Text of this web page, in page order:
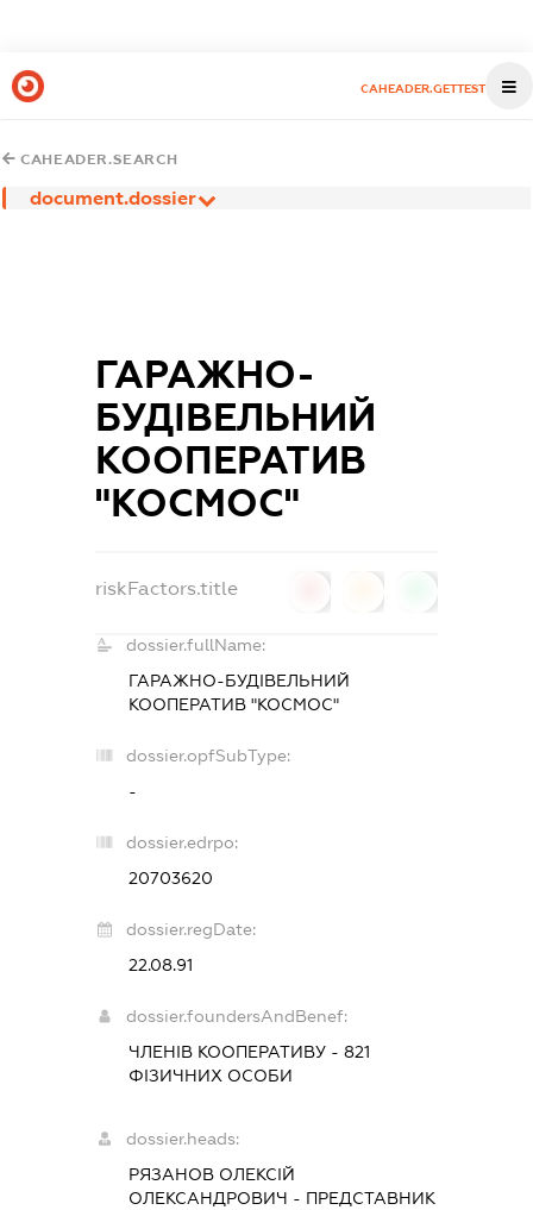
CAHEADER.GETTEST
CAHEADER.SEARCH
document.dossier
ГАРАЖНО-
БУДІВЕЛЬНИЙ
КООПЕРАТИВ
"КОСМОС"
riskFactors.title
dossier.fullName:
ГАРАЖНО-БУДІВЕЛЬНИЙ
КООПЕРАТИВ "КОСМОС"
dossier.opfSubType:
-
dossier.edrpo:
20703620
dossier.regDate:
22.08.91
dossier.foundersAndBenef:
ЧЛЕНІВ КООПЕРАТИВУ - 821
ФІЗИЧНИХ ОСОБИ
dossier.heads:
РЯЗАНОВ ОЛЕКСІЙ
ОЛЕКСАНДРОВИЧ - ПРЕДСТАВНИК